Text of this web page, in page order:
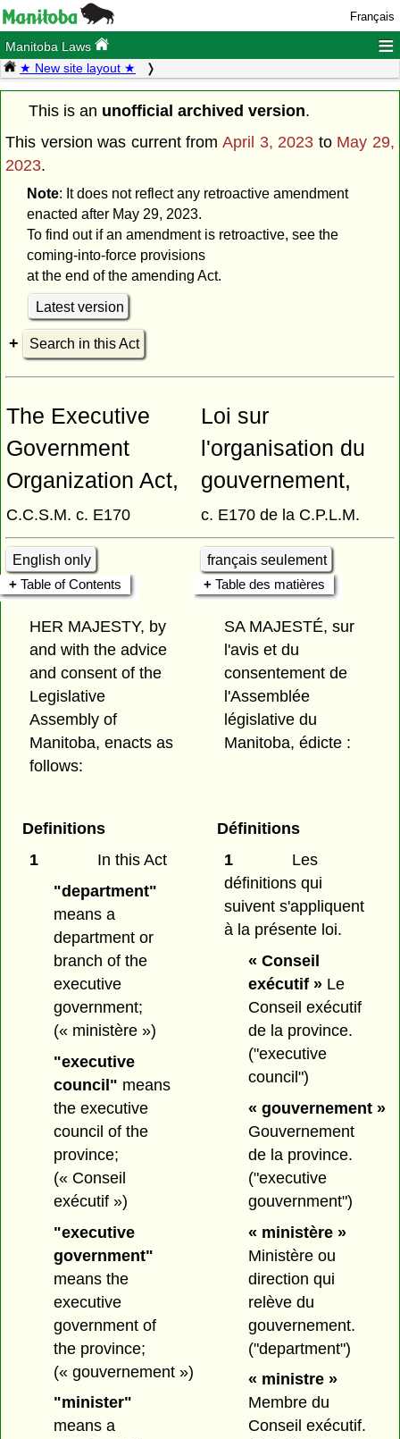
Français
Manitoba Laws ≡
★ New site layout ★
This is an unofficial archived version.
This version was current from April 3, 2023 to May 29,
2023.
Note: It does not reflect any retroactive amendment
enacted after May 29, 2023.
To find out if an amendment is retroactive, see the
coming-into-force provisions
at the end of the amending Act.
Latest version
Search in this Act
The Executive
Government
Organization Act,
C.C.S.M. c. E170
Loi sur
l'organisation du
gouvernement,
c. E170 de la C.P.L.M.
English only
français seulement
Table of Contents
Table des matières
HER MAJESTY, by
and with the advice
and consent of the
Legislative
Assembly of
Manitoba, enacts as
follows:
SA MAJESTÉ, sur
l'avis et du
consentement de
l'Assemblée
législative du
Manitoba, édicte :
Definitions
1
In this Act
"department"
means a
department or
branch of the
executive
government;
(« ministère »)
"executive
council" means
the executive
council of the
province;
(« Conseil
exécutif »)
"executive
government"
means the
executive
government of
the province;
(« gouvernement »)
"minister"
means a
Définitions
1
Les
définitions qui
suivent s'appliquent
à la présente loi.
« Conseil
exécutif »Le
Conseil exécutif
de la province.
("executive
council")
« gouvernement »
Gouvernement
de la province.
("executive
gouvernment")
« ministère »
Ministère ou
direction qui
relève du
gouvernement.
("department")
« ministre »
Membre du
Conseil exécutif.